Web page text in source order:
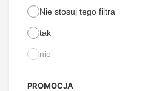
Nie stosuj tego filtra
tak
nie
PROMOCJA